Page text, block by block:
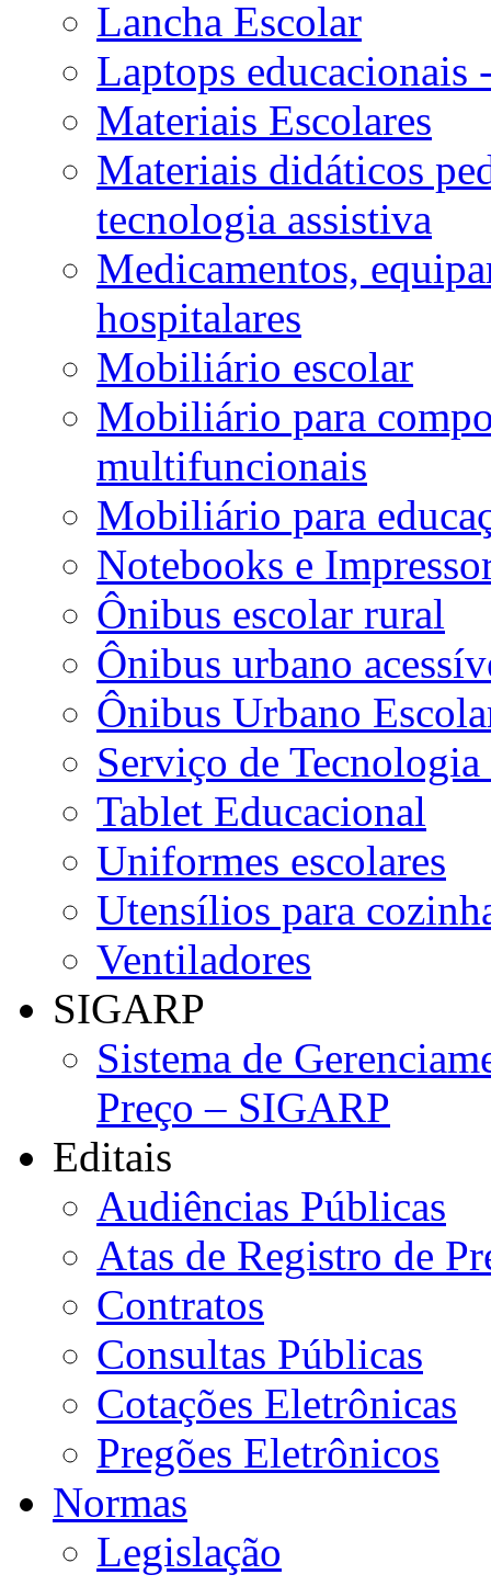
Lancha Escolar
Laptops educacionais
Materiais Escolares
Materiais didáticos
tecnologia assistiva
Medicamentos,
hospitalares
Mobiliário escolar
Mobiliário para
multifuncionais
Mobiliário para
Notebooks e
Ônibus escolar rural
Ônibus urbano
Ônibus Urbano
Serviço de
Tablet Educacional
Uniformes escolares
Utensílios para
Ventiladores
SIGARP
Sistema de
Preço – SIGARP
Editais
Audiências Públicas
Atas de Registro de
Contratos
Consultas Públicas
Cotações Eletrônicas
Pregões Eletrônicos
Normas
Legislação